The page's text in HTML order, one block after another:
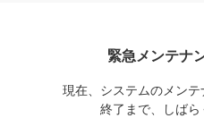
緊急メンテナ
現在、システムのメンテ
終了まで、しばら